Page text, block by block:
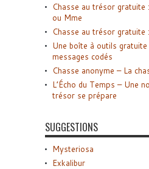
Chasse au trésor gratuite
ou Mme
Chasse au trésor gratuite
Une boîte à outils
messages codés
Chasse anonyme – La
L’Écho du Temps – Une
trésor se prépare
SUGGESTIONS
Mysteriosa
Exkalibur